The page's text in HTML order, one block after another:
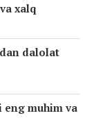
xalq
dalolat
eng muhim va